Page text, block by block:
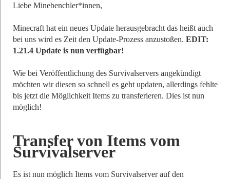
Liebe Minebenchler*innen,
Minecraft hat ein neues Update herausgebracht das heißt auch
bei uns wird es Zeit den Update-Prozess anzustoßen. EDIT:
1.21.4 Update is nun verfügbar!
Wie bei Veröffentlichung des Survivalservers angekündigt
möchten wir diesen so schnell es geht updaten, allerdings fehlte
bis jetzt die Möglichkeit Items zu transferieren. Dies ist nun
möglich!
Transfer von Items vom
Survivalserver
Es ist nun möglich Items vom Survivalserver auf den